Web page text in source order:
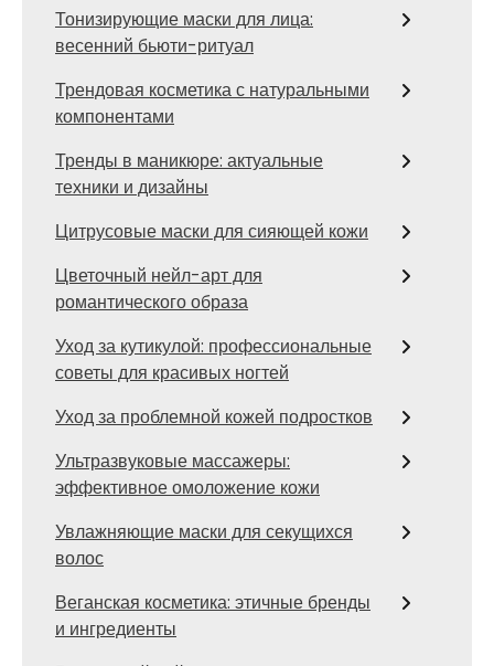
Тонизирующие маски для лица:
весенний бьюти-ритуал
Трендовая косметика с натуральными
компонентами
Тренды в маникюре: актуальные
техники и дизайны
Цитрусовые маски для сияющей кожи
Цветочный нейл-арт для
романтического образа
Уход за кутикулой: профессиональные
советы для красивых ногтей
Уход за проблемной кожей подростков
Ультразвуковые массажеры:
эффективное омоложение кожи
Увлажняющие маски для секущихся
волос
Веганская косметика: этичные бренды
и ингредиенты